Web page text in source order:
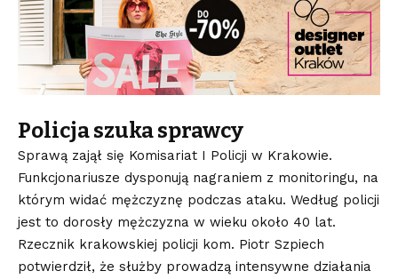
Policja szuka sprawcy
Sprawą zajął się Komisariat I Policji w Krakowie.
Funkcjonariusze dysponują nagraniem z monitoringu, na
którym widać mężczyznę podczas ataku. Według policji
jest to dorosły mężczyzna w wieku około 40 lat.
Rzecznik krakowskiej policji kom. Piotr Szpiech
potwierdził, że służby prowadzą intensywne działania